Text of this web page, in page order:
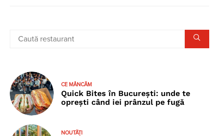
CE MÂNCĂM
Quick Bites în București: unde te
oprești când iei prânzul pe fugă
NOUTĂȚI